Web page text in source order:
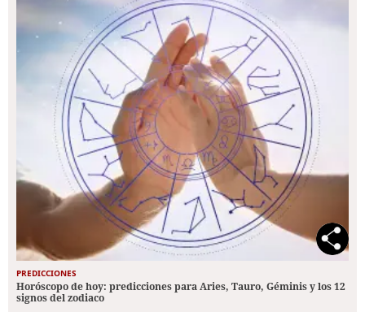
PREDICCIONES
Horóscopo de hoy: predicciones para Aries, Tauro, Géminis y los 12
signos del zodiaco